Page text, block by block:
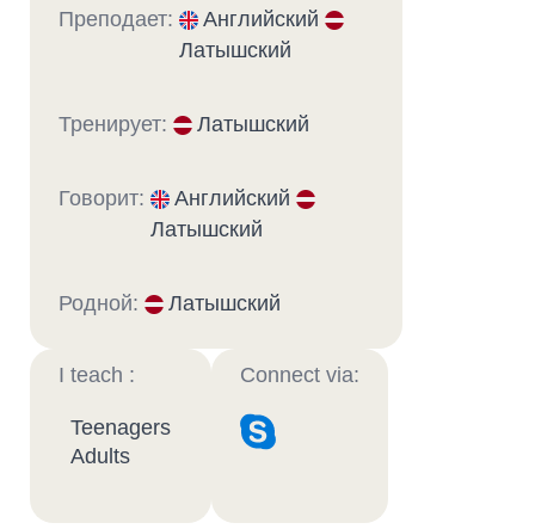
Преподает:
Английский
Латышский
Тренирует: Латышский
Говорит:
Английский
Латышский
Родной: Латышский
I teach :
Teenagers
Adults
Connect via: